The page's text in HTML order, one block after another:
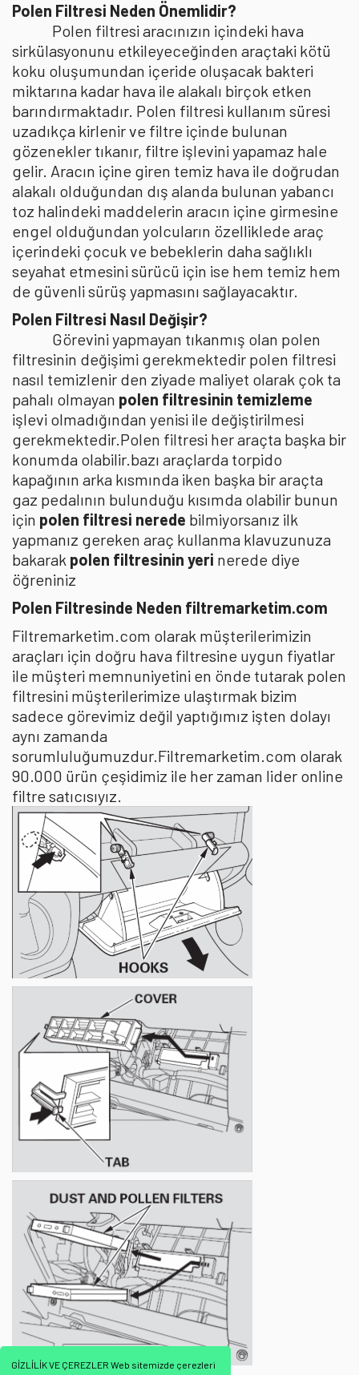
GİZLİLİK VE ÇEREZLER Web sitemizde çerezleri
Polen Filtresi Neden Önemlidir?
Polen filtresi aracınızın içindeki hava
sirkülasyonunu etkileyeceğinden araçtaki kötü
koku oluşumundan içeride oluşacak bakteri
miktarına kadar hava ile alakalı birçok etken
barındırmaktadır. Polen filtresi kullanım süresi
uzadıkça kirlenir ve filtre içinde bulunan
gözenekler tıkanır, filtre işlevini yapamaz hale
gelir. Aracın içine giren temiz hava ile doğrudan
alakalı olduğundan dış alanda bulunan yabancı
toz halindeki maddelerin aracın içine girmesine
engel olduğundan yolcuların özelliklede araç
içerindeki çocuk ve bebeklerin daha sağlıklı
seyahat etmesini sürücü için ise hem temiz hem
de güvenli sürüş yapmasını sağlayacaktır.
Polen Filtresi Nasıl Değişir?
Görevini yapmayan tıkanmış olan polen
filtresinin değişimi gerekmektedir polen filtresi
nasıl temizlenir den ziyade maliyet olarak çok ta
pahalı olmayan polen filtresinin temizleme
işlevi olmadığından yenisi ile değiştirilmesi
gerekmektedir.Polen filtresi her araçta başka bir
konumda olabilir.bazı araçlarda torpido
kapağının arka kısmında iken başka bir araçta
gaz pedalının bulunduğu kısımda olabilir bunun
için polen filtresi nerede bilmiyorsanız ilk
yapmanız gereken araç kullanma klavuzunuza
bakarak polen filtresinin yeri nerede diye
öğreniniz
Polen Filtresinde Neden filtremarketim.com
Filtremarketim.com olarak müşterilerimizin
araçları için doğru hava filtresine uygun fiyatlar
ile müşteri memnuniyetini en önde tutarak polen
filtresini müşterilerimize ulaştırmak bizim
sadece görevimiz değil yaptığımız işten dolayı
aynı zamanda
sorumluluğumuzdur.Filtremarketim.com olarak
90.000 ürün çeşidimiz ile her zaman lider online
filtre satıcısıyız.